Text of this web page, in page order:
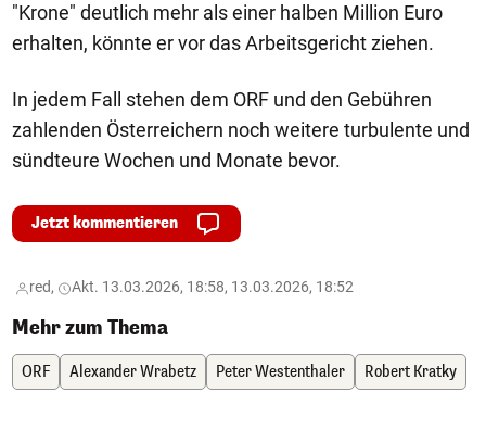
"Krone" deutlich mehr als einer halben Million Euro
erhalten, könnte er vor das Arbeitsgericht ziehen.
In jedem Fall stehen dem ORF und den Gebühren
zahlenden Österreichern noch weitere turbulente und
sündteure Wochen und Monate bevor.
Jetzt kommentieren
red, Akt. 13.03.2026, 18:58, 13.03.2026, 18:52
Mehr zum Thema
ORF Alexander Wrabetz Peter Westenthaler Robert Kratky